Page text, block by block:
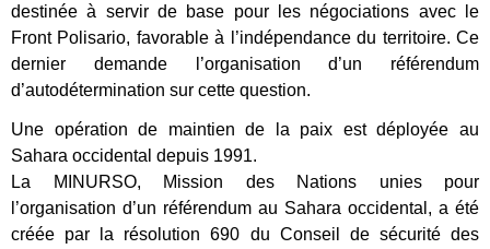
destinée à servir de base pour les négociations avec le
Front Polisario, favorable à l’indépendance du territoire. Ce
dernier demande l’organisation d’un référendum
d’autodétermination sur cette question.
Une opération de maintien de la paix est déployée au
Sahara occidental depuis 1991.
La MINURSO, Mission des Nations unies pour
l’organisation d’un référendum au Sahara occidental, a été
créée par la résolution 690 du Conseil de sécurité des